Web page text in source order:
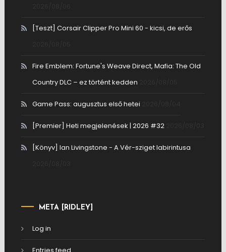
[Teszt] Corsair Clipper Pro Mini 60 - kicsi, de erős
Fire Emblem: Fortune's Weave Direct, Mafia: The Old
Country DLC – ez történt kedden
Game Pass: augusztus első hetei
[Premier] Heti megjelenések | 2026 #32
[Könyv] Ian Livingstone - A Vér-sziget labirintusa
META [RIDLEY]
Log in